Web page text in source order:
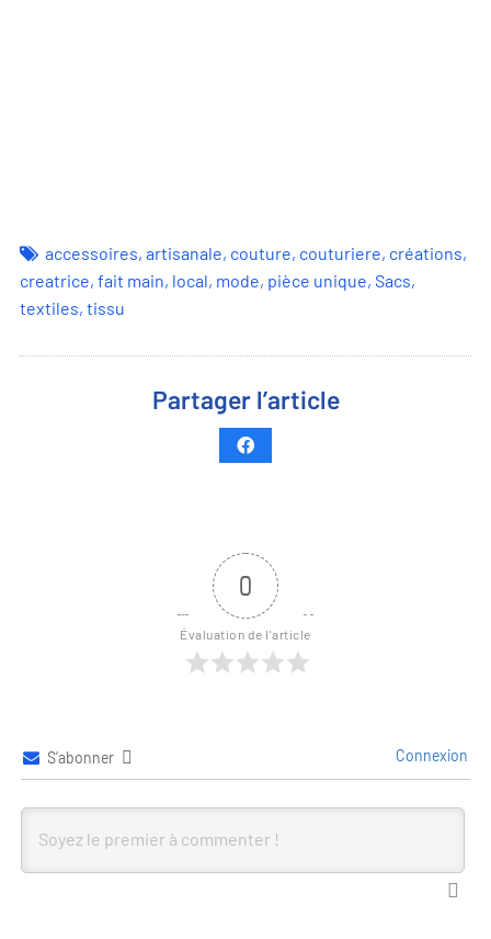
accessoires,artisanale, couture, couturiere, créations,
creatrice, fait main, local, mode, pièce unique, Sacs,
textiles, tissu
Partager l’article
0
Évaluation de l'article
S’abonner Connexion